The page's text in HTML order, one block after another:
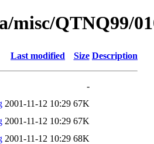
misc/QTNQ99/
Last modified Size Description
-
2001-11-12 10:29 67K
2001-11-12 10:29 67K
2001-11-12 10:29 68K